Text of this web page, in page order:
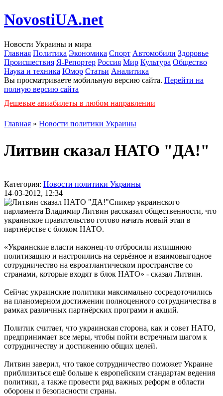
NovostiUA.net
Новости Украины и мира
Главная Политика Экономика Спорт Автомобили Здоровье
Происшествия Я-Репортер Россия Мир Культура Общество
Наука и техника Юмор Статьи Аналитика
Вы просматриваете мобильную версию сайта. Перейти на
полную версию сайта
Дешевые авиабилеты в любом направлении
Главная » Новости политики Украины
Литвин сказал НАТО "ДА!"
Категория: Новости политики Украины
14-03-2012, 12:34
Спикер украинского
парламента Владимир Литвин рассказал общественности, что
украинское правительство готово начать новый этап в
партнёрстве с блоком НАТО.
«Украинские власти наконец-то отбросили излишнюю
политизацию и настроились на серьёзное и взаимовыгодное
сотрудничество на евроатлантическом пространстве со
странами, которые входят в блок НАТО» - сказал Литвин.
Сейчас украинские политики максимально сосредоточились
на планомерном достижении полноценного сотрудничества в
рамках различных партнёрских программ и акций.
Политик считает, что украинская сторона, как и совет НАТО,
предпринимает все меры, чтобы пойти встречным шагом к
сотрудничеству и достижению общих целей.
Литвин заверил, что такое сотрудничество поможет Украине
приблизиться ещё больше к европейским стандартам ведения
политики, а также провести ряд важных реформ в области
обороны и безопасности страны.